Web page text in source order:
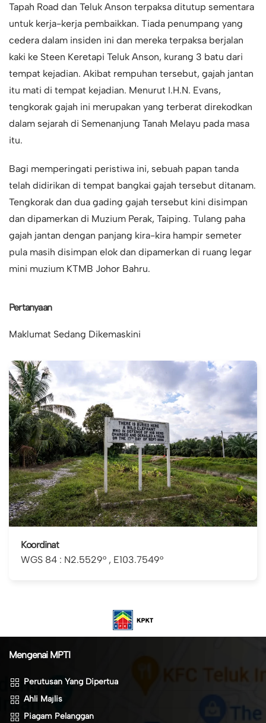
Tapah Road dan Teluk Anson terpaksa ditutup sementara
untuk kerja-kerja pembaikkan. Tiada penumpang yang
cedera dalam insiden ini dan mereka terpaksa berjalan
kaki ke Steen Keretapi Teluk Anson, kurang 3 batu dari
tempat kejadian. Akibat rempuhan tersebut, gajah jantan
itu mati di tempat kejadian. Menurut I.H.N. Evans,
tengkorak gajah ini merupakan yang terberat direkodkan
dalam sejarah di Semenanjung Tanah Melayu pada masa
itu.
Bagi memperingati peristiwa ini, sebuah papan tanda
telah didirikan di tempat bangkai gajah tersebut ditanam.
Tengkorak dan dua gading gajah tersebut kini disimpan
dan dipamerkan di Muzium Perak, Taiping. Tulang paha
gajah jantan dengan panjang kira-kira hampir semeter
pula masih disimpan elok dan dipamerkan di ruang legar
mini muzium KTMB Johor Bahru.
Pertanyaan
Maklumat Sedang Dikemaskini
Koordinat
WGS 84 : N2.5529° , E103.7549°
Mengenai MPTI
Perutusan Yang Dipertua
Ahli Majlis
Piagam Pelanggan